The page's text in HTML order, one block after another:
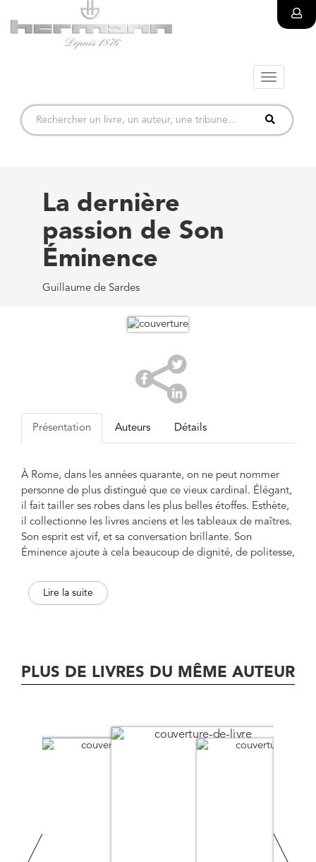
Toggle
La dernière
passion de Son
Éminence
Guillaume de Sardes
Présentation Auteurs Détails
À Rome, dans les années quarante, on ne peut nommer
personne de plus distingué que ce vieux cardinal. Élégant,
il fait tailler ses robes dans les plus belles étoffes. Esthète,
il collectionne les livres anciens et les tableaux de maîtres.
Son esprit est vif, et sa conversation brillante. Son
Éminence ajoute à cela beaucoup de dignité, de politesse,
surprennent quiconque la rencontre pour la première fois.
Mais tout cela n'est rien au regard de son goût immodéré
Lire la suite
PLUS DE LIVRES DU MÊME AUTEUR